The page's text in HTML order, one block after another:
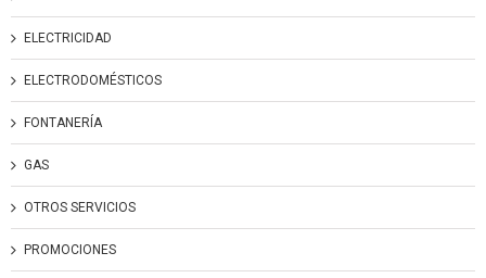
ELECTRICIDAD
ELECTRODOMÉSTICOS
FONTANERÍA
GAS
OTROS SERVICIOS
PROMOCIONES